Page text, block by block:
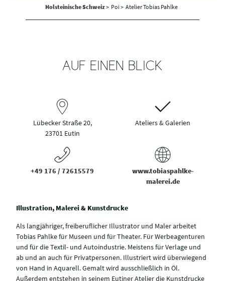
Holsteinische Schweiz> Poi > Atelier Tobias Pahlke
AUF EINEN BLICK
Lübecker Straße 20,
23701 Eutin
Ateliers & Galerien
+49 176 / 72615579
www.tobiaspahlke-
malerei.de
Illustration, Malerei & Kunstdrucke
Als langjähriger, freiberuflicher Illustrator und Maler arbeitet
Tobias Pahlke für Museen und für Theater. Für Werbeagenturen
und für die Textil- und Autoindustrie. Meistens für Verlage und
ab und an auch für Privatpersonen. Illustriert wird überwiegend
von Hand in Aquarell. Gemalt wird ausschließlich in Öl.
Außerdem entstehen in seinem Eutiner Atelier die Kunstdrucke